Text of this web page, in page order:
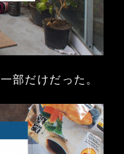
部だけだった。